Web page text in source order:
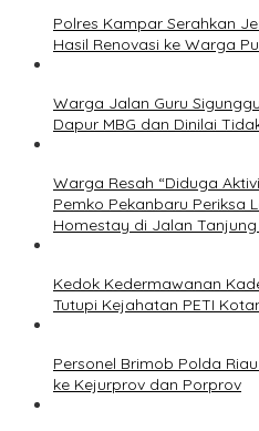
Polres Kampar Serahkan
Hasil Renovasi ke Warga
Warga Jalan Guru
Dapur MBG dan Dinilai
Warga Resah “Diduga
Pemko Pekanbaru Periksa
Homestay di Jalan
Kedok Kedermawanan
Tutupi Kejahatan PETI
Personel Brimob Polda
ke Kejurprov dan Porprov